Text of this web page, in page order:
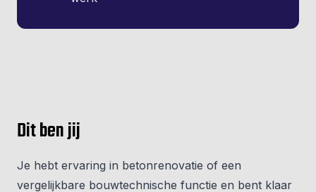
Dit ben jij
Je hebt ervaring in betonrenovatie of een
vergelijkbare bouwtechnische functie en bent klaar